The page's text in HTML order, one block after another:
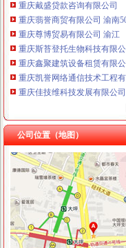
重庆翡誉商贸有限公司 渝南
重庆尊博贸易有限公司 渝江
重庆斯苔登托生物科技有限
重庆鑫聚建筑设备租赁有限
重庆凯誉网络通信技术工程
重庆佳技维科技发展有限公司
杭州思锐贸易有限公司重庆
重庆海谛升进出口贸易有限
重庆信同广告有限公司 渝沙
重庆宝鹰汽车销售有限公司
重庆戴盛贷款咨询有限公司
重庆翡誉商贸有限公司 渝南
重庆尊博贸易有限公司 渝江
重庆斯苔登托生物科技有限
重庆鑫聚建筑设备租赁有限
重庆凯誉网络通信技术工程
重庆佳技维科技发展有限公司
公司位置（地图）
歌乐山
错游歌乐山
【58同城】衡水到歌乐山旅
【58同城】玉林到歌乐山旅
【58同城】松原到歌乐山旅